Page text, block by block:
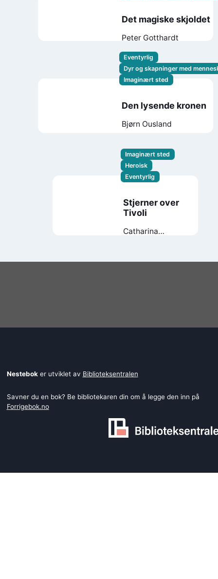
Det magiske skjoldet
Peter Gotthardt
Eventyrlig
Dyr og skapninger med
Imaginært sted
Den lysende kronen
Bjørn Ousland
Imaginært sted
Heroisk
Eventyrlig
Stjerner over
Tivoli
Catharina
Nesteboker utviklet av Biblioteksentralen
Savner du en bok? Be bibliotekaren din om å legge den inn på
Forrigebok.no